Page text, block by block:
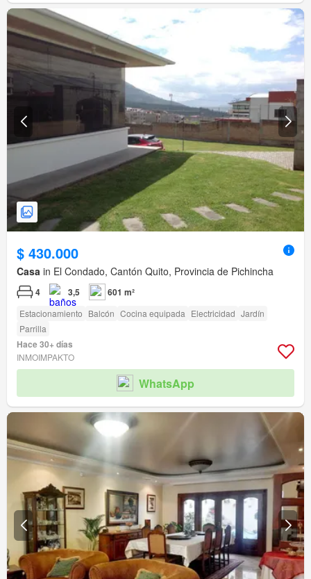
$ 430.000
Casa in El Condado, Cantón Quito, Provincia de Pichincha
4 3,5 601 m²
Estacionamiento Balcón Cocina equipada Electricidad Jardín
Parrilla
Hace 30+ días
INMOIMPAKTO
WhatsApp